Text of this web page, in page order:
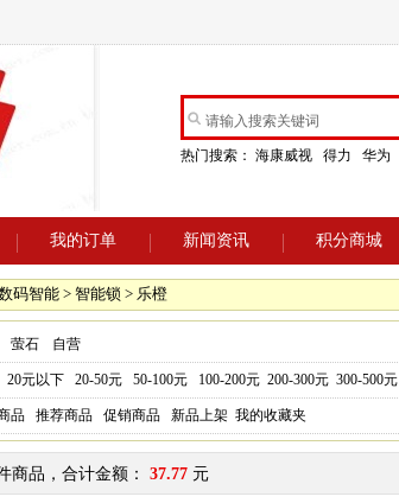
热门搜索： 海康威视 得力 华为
我的订单 新闻资讯 积分商城
码智能 > 智能锁 > 乐橙
萤石 自营
20元以下 20-50元 50-100元 100-200元 200-300元 300-500元
品 推荐商品 促销商品 新品上架 我的收藏夹
商品，合计金额： 37.77 元